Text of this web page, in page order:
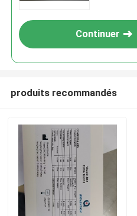
Continuer
produits recommandés